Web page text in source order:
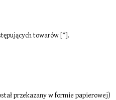
towarów [*].
przekazany w formie papierowej)